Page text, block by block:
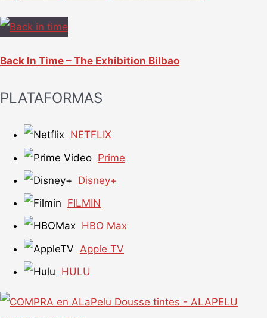
Back In Time – The Exhibition Bilbao
PLATAFORMAS
NETFLIX
Prime
Disney+
FILMIN
HBO Max
Apple TV
HULU